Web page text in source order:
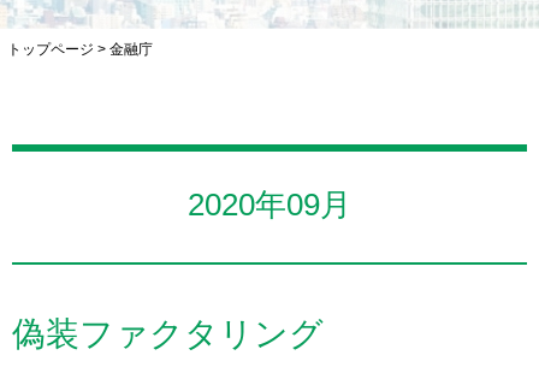
トップページ > 金融庁
2020年09月
偽装ファクタリング